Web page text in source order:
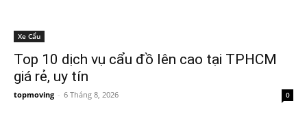
Xe Cẩu
Top 10 dịch vụ cẩu đồ lên cao tại TPHCM
giá rẻ, uy tín
topmoving - 6 Tháng 8, 2026 0